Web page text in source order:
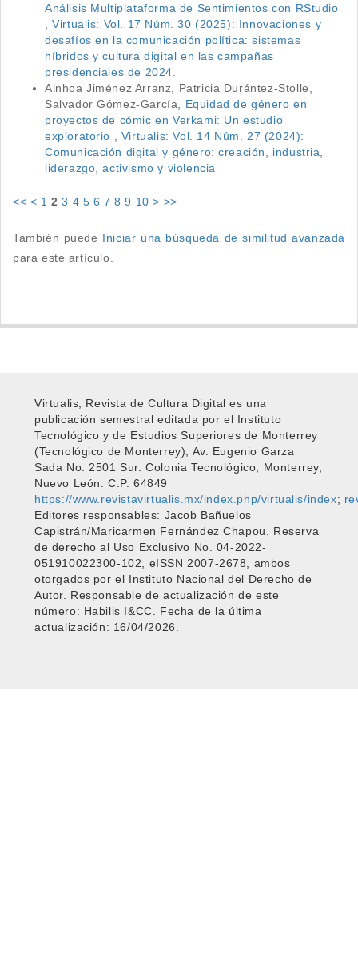
Análisis Multiplataforma de Sentimientos con RStudio
,Virtualis: Vol. 17 Núm. 30 (2025): Innovaciones y
desafíos en la comunicación política: sistemas
híbridos y cultura digital en las campañas
presidenciales de 2024.
Ainhoa Jiménez Arranz, Patricia Durántez-Stolle,
Salvador Gómez-García, Equidad de género en
proyectos de cómic en Verkami: Un estudio
exploratorio
Virtualis: Vol. 14 Núm. 27 (2024):
Comunicación digital y género: creación, industria,
liderazgo, activismo y violencia
<< < 1 2 3 4 5 6 7 8 9 10 > >>
También puede Iniciar una búsqueda de similitud avanzada
para este artículo.
Virtualis, Revista de Cultura Digital es una
publicación semestral editada por el Instituto
Tecnológico y de Estudios Superiores de Monterrey
(Tecnológico de Monterrey), Av. Eugenio Garza
Sada No. 2501 Sur. Colonia Tecnológico, Monterrey,
Nuevo León. C.P. 64849
https://www.revistavirtualis.mx/index.php/virtualis/index;
Editores responsables: Jacob Bañuelos
Capistrán/Maricarmen Fernández Chapou. Reserva
de derecho al Uso Exclusivo No. 04-2022-
051910022300-102, eISSN 2007-2678, ambos
otorgados por el Instituto Nacional del Derecho de
Autor. Responsable de actualización de este
número: Habilis I&CC. Fecha de la última
actualización: 16/04/2026.